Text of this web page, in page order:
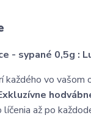
- sypané 0,5g :
vo vašom
až po